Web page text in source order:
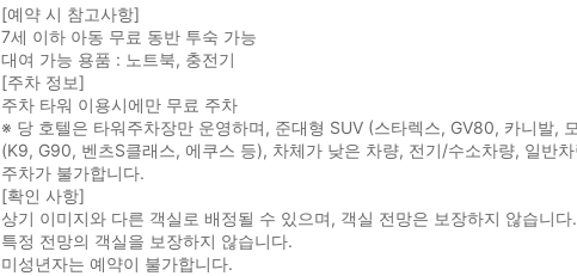
[예약 시 참고사항]
7세 이하 아동 무료 동반 투숙 가능
대여 가능 용품 : 노트북, 충전기
[주차 정보]
주차 타워 이용시에만 무료 주차
※ 당 호텔은 타워주차장만 운영하며, 준대형 SUV (스타렉스, GV80, 카니발,
(K9, G90, 벤츠S클래스, 에쿠스 등), 차체가 낮은 차량, 전기/수소차량, 일반
주차가 불가합니다.
[확인 사항]
상기 이미지와 다른 객실로 배정될 수 있으며, 객실 전망은 보장하지 않습니다.
특정 전망의 객실을 보장하지 않습니다.
미성년자는 예약이 불가합니다.